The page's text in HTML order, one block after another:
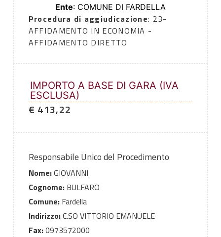
Ente: COMUNE DI FARDELLA
Procedura di aggiudicazione: 23-
AFFIDAMENTO IN ECONOMIA -
AFFIDAMENTO DIRETTO
IMPORTO A BASE DI GARA (IVA
ESCLUSA)
€ 413,22
Responsabile Unico del Procedimento
Nome:GIOVANNI
Cognome:BULFARO
Comune:Fardella
Indirizzo:C.SO VITTORIO EMANUELE
Fax:0973572000